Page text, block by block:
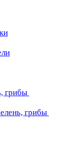
грибы
грибы